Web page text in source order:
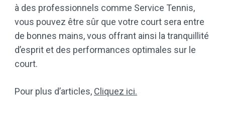
à des professionnels comme Service Tennis,
vous pouvez être sûr que votre court sera entre
de bonnes mains, vous offrant ainsi la tranquillité
d’esprit et des performances optimales sur le
court.
Pour plus d’articles, Cliquez ici.